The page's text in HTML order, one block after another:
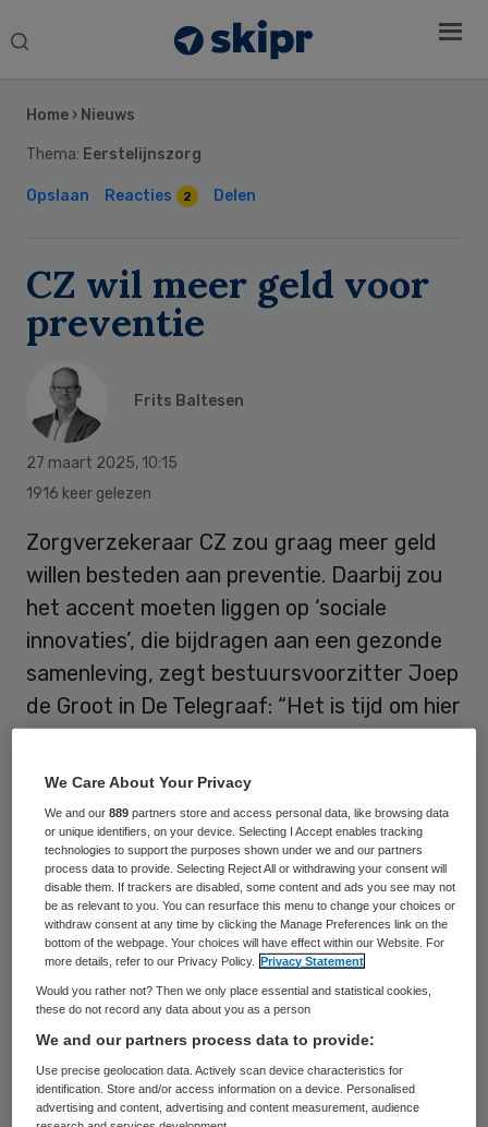
Search
Home › Nieuws
Thema: Eerstelijnszorg
Opslaan Reacties 2 Delen
CZ wil meer geld voor
preventie
Frits Baltesen
27 maart 2025, 10:15
1916 keer gelezen
Zorgverzekeraar CZ zou graag meer geld
willen besteden aan preventie. Daarbij zou
het accent moeten liggen op ‘sociale
innovaties’, die bijdragen aan een gezonde
samenleving, zegt bestuursvoorzitter Joep
de Groot in De Telegraaf: “Het is tijd om hier
De vergrijzing en personeelstekorten maken
het volgens CZ noodzakelijk om de zorg
anders te organiseren. “Niet alles kan meer
zoals we gewend zijn, aldus De Groot.
Hij zegt in het interview met De Telegraaf
dat de meeste winst te behalen is in het
sociale domein: ,,We moeten veel meer
aandacht hebben voor de
leefomstandigheden en de onderliggende
Sidebar
We Care About Your Privacy
We and our889 partners store and access personal data, like browsing data
or unique identifiers, on your device. Selecting I Accept enables tracking
technologies to support the purposes shown under we and our partners
process data to provide. Selecting Reject All or withdrawing your consent will
disable them. If trackers are disabled, some content and ads you see may not
be as relevant to you. You can resurface this menu to change your choices or
withdraw consent at any time by clicking the Manage Preferences link on the
bottom of the webpage. Your choices will have effect within our Website. For
more details, refer to our Privacy Policy.
Privacy Statement
Would you rather not? Then we only place essential and statistical cookies,
these do not record any data about you as a person
We and our partners process data to provide:
Use precise geolocation data. Actively scan device characteristics for
identification. Store and/or access information on a device. Personalised
advertising and content, advertising and content measurement, audience